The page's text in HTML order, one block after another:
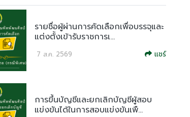
รายชื่อผู้ผ่านการคัดเลือกเพื่อบรรจุและ
แต่งตั้งเข้ารับราชการเ...
7 ส.ค. 2569 แชร์
การขึ้นบัญชีและยกเลิกบัญชีผู้สอบ
แข่งขันได้ในการสอบแข่งขันเพื...